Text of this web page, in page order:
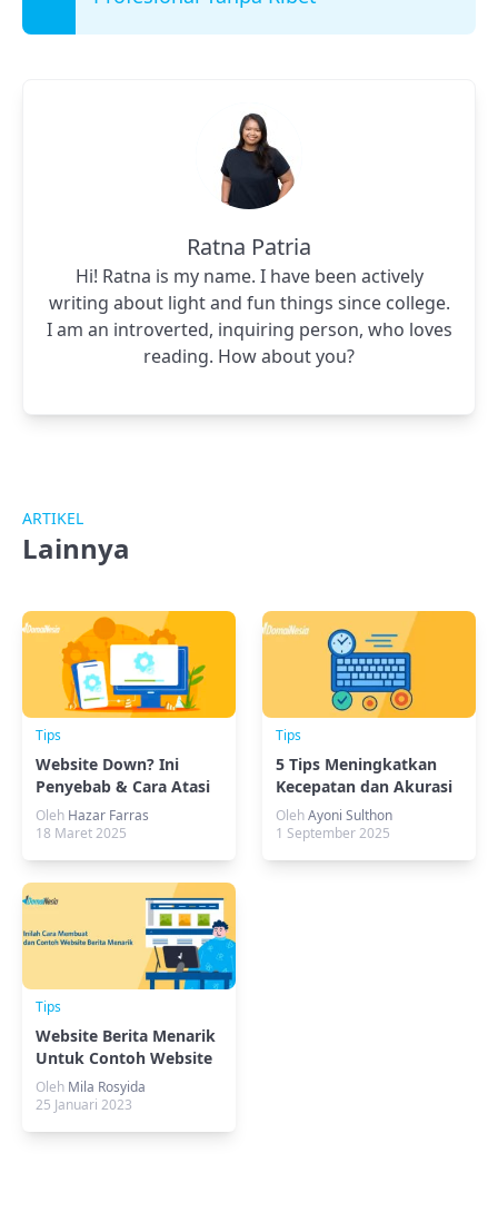
Ratna Patria
Hi! Ratna is my name. I have been actively
writing about light and fun things since college.
I am an introverted, inquiring person, who loves
reading. How about you?
ARTIKEL
Lainnya
Tips
Website Down? Ini
Penyebab & Cara Atasi
Server Timeout
Oleh Hazar Farras
18 Maret 2025
Tips
5 Tips Meningkatkan
Kecepatan dan Akurasi
Mengetik Keyboard
OlehAyoni Sulthon
1 September 2025
Tips
Website Berita Menarik
Untuk Contoh Website
Anda
Oleh Mila Rosyida
25 Januari 2023